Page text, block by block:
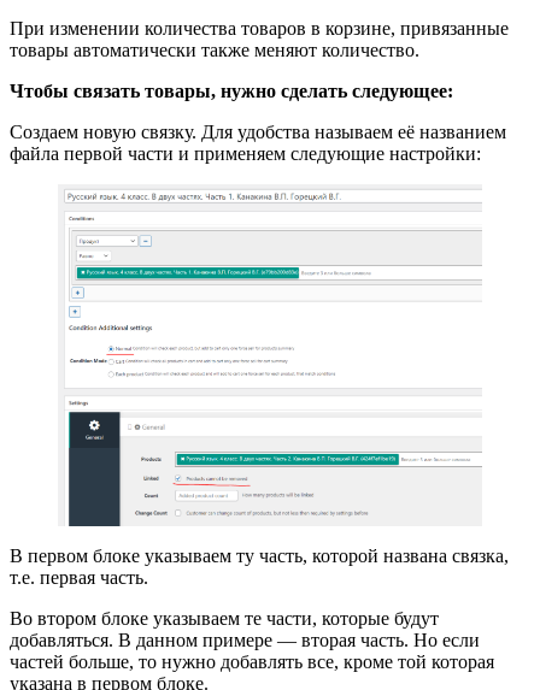
При изменении количества товаров в корзине, привязанные
товары автоматически также меняют количество.
Чтобы связать товары, нужно сделать следующее:
Создаем новую связку. Для удобства называем её названием
файла первой части и применяем следующие настройки:
В первом блоке указываем ту часть, которой названа связка,
т.е. первая часть.
Во втором блоке указываем те части, которые будут
добавляться. В данном примере — вторая часть. Но если
частей больше, то нужно добавлять все, кроме той которая
указана в первом блоке.